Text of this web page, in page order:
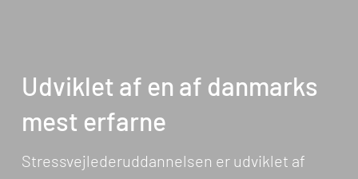
Udviklet af en af danmarks
mest erfarne
Stressvejlederuddannelsen er udviklet af